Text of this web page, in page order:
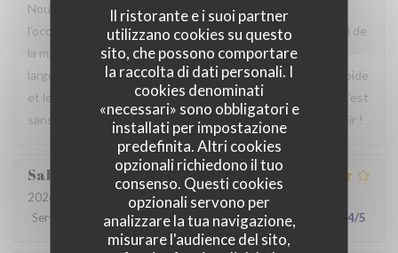
Il ristorante e i suoi partner
utilizzano cookies su questo
sito, che possono comportare
la raccolta di dati personali. I
cookies denominati
«necessari» sono obbligatori e
installati per impostazione
predefinita. Altri cookies
opzionali richiedono il tuo
consenso. Questi cookies
opzionali servono per
analizzare la tua navigazione,
misurare l'audience del sito,
Nous avons passé un agréable moment en famille. Ce fut
l’occasion, pour certains d’entre nous, de découvrir le Nord de
la manière la plus authentique qui soit. Le repas était
largement à la hauteur de nos attentes, le service était rapide
et le personnel particulièrement agréable et accueillant. C’est
sans hésiter que nous reviendrons. Au plaisir de vous revoir !
Sabrina
2026-07-25
- 21:00 - Ospiti 2
Servizio
Atmosfera:4 /5 Cucina: 4/5 Qualità / Prezzo 4/5